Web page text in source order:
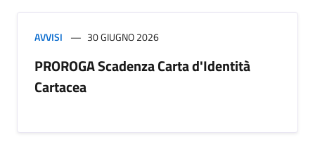
AVVISI 30 GIUGNO 2026
PROROGA Scadenza Carta d'Identità
Cartacea